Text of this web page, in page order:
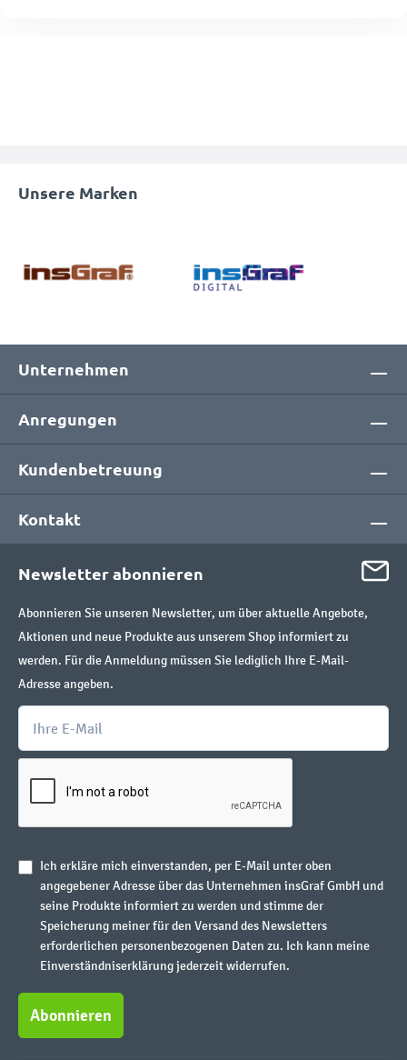
Unsere Marken
Unternehmen
Anregungen
Kundenbetreuung
Kontakt
Newsletter abonnieren
Abonnieren Sie unseren Newsletter, um über aktuelle Angebote,
Aktionen und neue Produkte aus unserem Shop informiert zu
werden. Für die Anmeldung müssen Sie lediglich Ihre E-Mail-
Adresse angeben.
Ich erkläre mich einverstanden, per E-Mail unter oben
angegebener Adresse über das Unternehmen insGraf GmbH und
seine Produkte informiert zu werden und stimme der
Speicherung meiner für den Versand des Newsletters
erforderlichen personenbezogenen Daten zu. Ich kann meine
Einverständniserklärung jederzeit widerrufen.
Abonnieren